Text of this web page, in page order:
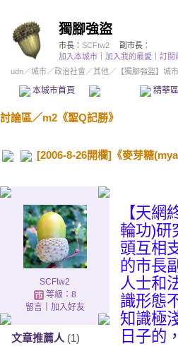
獨腳強盜
市長： SCFtw2
副市長：
加入本城市
加入我的最愛
訂閱
udn／城市／政治社會 ／其他 ／ 【獨腳強盜】城市
本城市首頁 精華區
討論區／m2《聖Q記勝》
[2006-8-26開欄]《麥芽糖
SCFtw2
等級：8
留言｜ 加入好友
文章推薦人 (1)
【天
輪功)研
頭互相
的市長
人士和
識形態
知識極
日子的